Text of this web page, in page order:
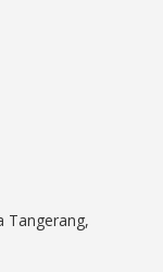
Tangerang,